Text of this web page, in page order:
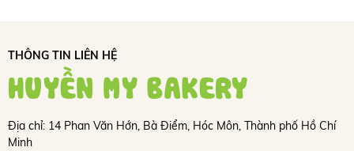
THÔNG TIN LIÊN HỆ
HUYỀN MY BAKERY
Địa chỉ: 14 Phan Văn Hớn, Bà Điểm, Hóc Môn, Thành phố Hồ Chí
Minh